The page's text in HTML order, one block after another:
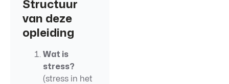
Structuur
van deze
opleiding
Wat is
stress?
(stress in het